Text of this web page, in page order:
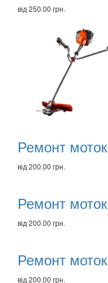
від 250.00 грн.
Ремонт
від 200.00 грн.
Ремонт
від 200.00 грн.
Ремонт
від 200.00 грн.